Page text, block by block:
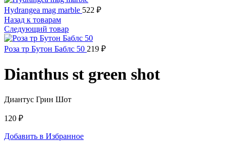
Hydrangea mag marble 522 ₽
Назад к товарам
Следующий товар
Роза тр Бутон Баблс 50 219 ₽
Dianthus st green shot
Диантус Грин Шот
120 ₽
Добавить в Избранное